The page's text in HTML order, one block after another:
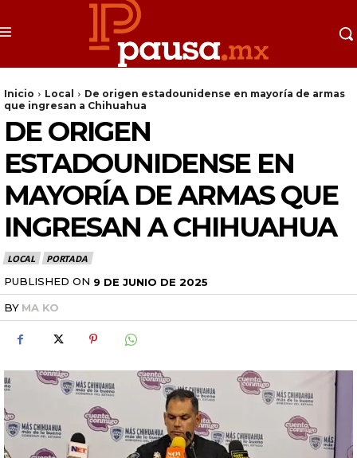
Inicio Local
De origen estadounidense en mayoría de armas
que ingresan a Chihuahua
DE ORIGEN
ESTADOUNIDENSE EN
MAYORÍA DE ARMAS QUE
INGRESAN A CHIHUAHUA
LOCAL PORTADA
PUBLISHED ON 9 DE JUNIO DE 2025
BY MA KO